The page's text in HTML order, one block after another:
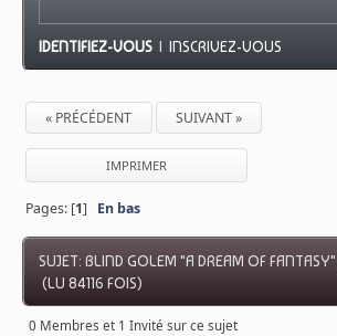
IDENTIFIEZ-VOUS |INSCRIVEZ-VOUS
« PRÉCÉDENT SUIVANT »
IMPRIMER
Pages: [1] En bas
SUJET: BLIND GOLEM "A DREAM OF
(LU 84116 FOIS)
0 Membres et 1 Invité sur ce sujet